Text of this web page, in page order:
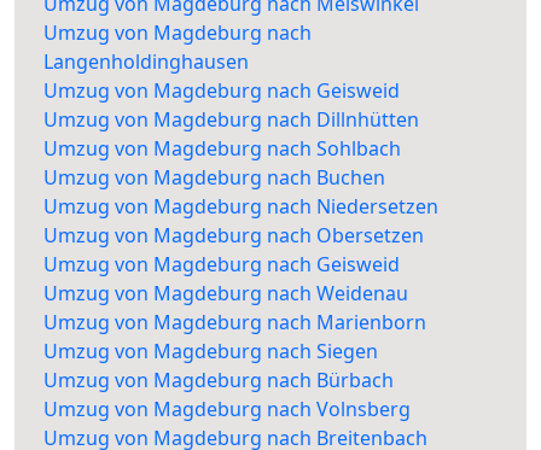
Umzug von Magdeburg nach
Langenholdinghausen
Umzug von Magdeburg nach Geisweid
Umzug von Magdeburg nach Dillnhütten
Umzug von Magdeburg nach Sohlbach
Umzug von Magdeburg nach Buchen
Umzug von Magdeburg nach Niedersetzen
Umzug von Magdeburg nach Obersetzen
Umzug von Magdeburg nach Geisweid
Umzug von Magdeburg nach Weidenau
Umzug von Magdeburg nach Marienborn
Umzug von Magdeburg nach Siegen
Umzug von Magdeburg nach Bürbach
Umzug von Magdeburg nach Volnsberg
Umzug von Magdeburg nach Breitenbach